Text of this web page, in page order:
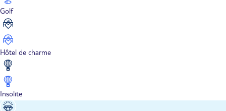
Golf
Hôtel de charme
Insolite